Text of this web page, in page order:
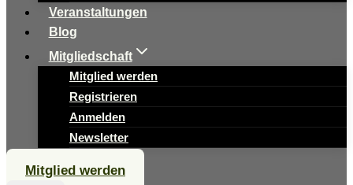
Veranstaltungen
Blog
Mitgliedschaft
Mitglied werden
Registrieren
Anmelden
Newsletter
Mitglied werden